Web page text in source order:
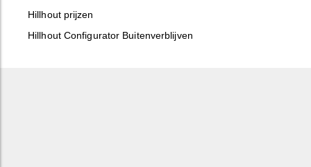
Hillhout prijzen
Hillhout Configurator Buitenverblijven